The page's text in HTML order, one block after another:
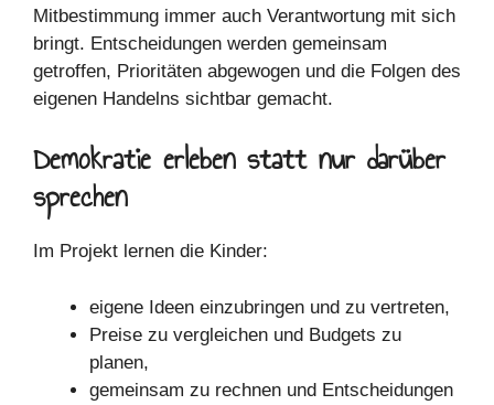
Mitbestimmung immer auch Verantwortung mit sich
bringt. Entscheidungen werden gemeinsam
getroffen, Prioritäten abgewogen und die Folgen des
eigenen Handelns sichtbar gemacht.
Demokratie erleben statt nur darüber
sprechen
Im Projekt lernen die Kinder:
eigene Ideen einzubringen und zu vertreten,
Preise zu vergleichen und Budgets zu
planen,
gemeinsam zu rechnen und Entscheidungen